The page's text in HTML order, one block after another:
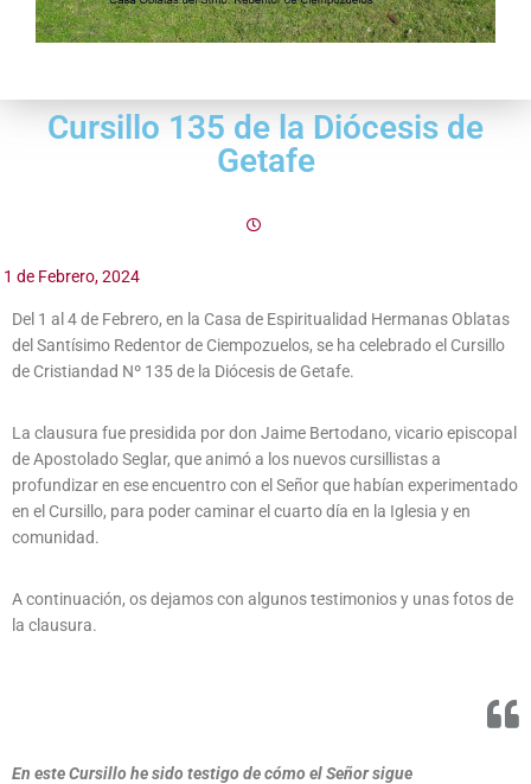
Cursillo 135 de la Diócesis de
Getafe
de Febrero, 2024
Del 1 al 4 de Febrero, en la Casa de Espiritualidad Hermanas Oblatas
del Santísimo Redentor de Ciempozuelos, se ha celebrado el Cursillo
de Cristiandad Nº 135 de la Diócesis de Getafe.
La clausura fue presidida por don Jaime Bertodano, vicario episcopal
de Apostolado Seglar, que animó a los nuevos cursillistas a
profundizar en ese encuentro con el Señor que habían experimentado
en el Cursillo, para poder caminar el cuarto día en la Iglesia y en
comunidad.
A continuación, os dejamos con algunos testimonios y unas fotos de
la clausura.
En este Cursillo he sido testigo de cómo el Señor sigue